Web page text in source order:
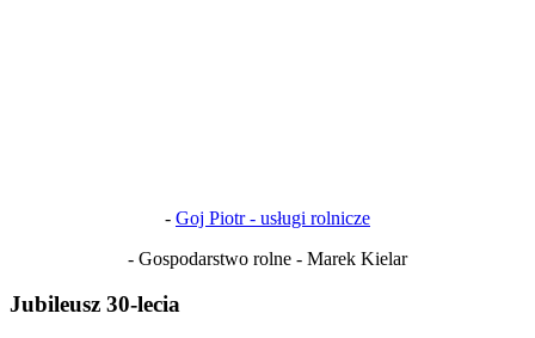
- Goj Piotr - usługi rolnicze
- Gospodarstwo rolne - Marek Kielar
Jubileusz 30-lecia